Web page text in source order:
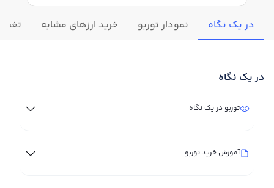
در یک نگاه نمودار توربو خرید ارزهای مشابه
در یک نگاه
توربو در یک نگاه
آموزش خرید توربو